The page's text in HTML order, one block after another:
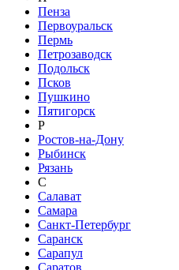
Пенза
Первоуральск
Пермь
Петрозаводск
Подольск
Псков
Пушкино
Пятигорск
Р
Ростов-на-Дону
Рыбинск
Рязань
С
Салават
Самара
Санкт-Петербург
Саранск
Сарапул
Саратов